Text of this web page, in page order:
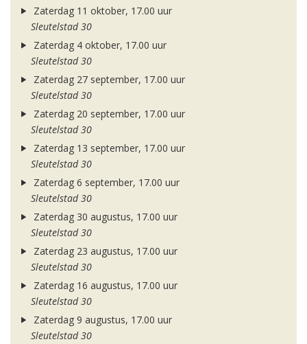
Zaterdag 11 oktober, 17.00 uur
Sleutelstad 30
Zaterdag 4 oktober, 17.00 uur
Sleutelstad 30
Zaterdag 27 september, 17.00 uur
Sleutelstad 30
Zaterdag 20 september, 17.00 uur
Sleutelstad 30
Zaterdag 13 september, 17.00 uur
Sleutelstad 30
Zaterdag 6 september, 17.00 uur
Sleutelstad 30
Zaterdag 30 augustus, 17.00 uur
Sleutelstad 30
Zaterdag 23 augustus, 17.00 uur
Sleutelstad 30
Zaterdag 16 augustus, 17.00 uur
Sleutelstad 30
Zaterdag 9 augustus, 17.00 uur
Sleutelstad 30